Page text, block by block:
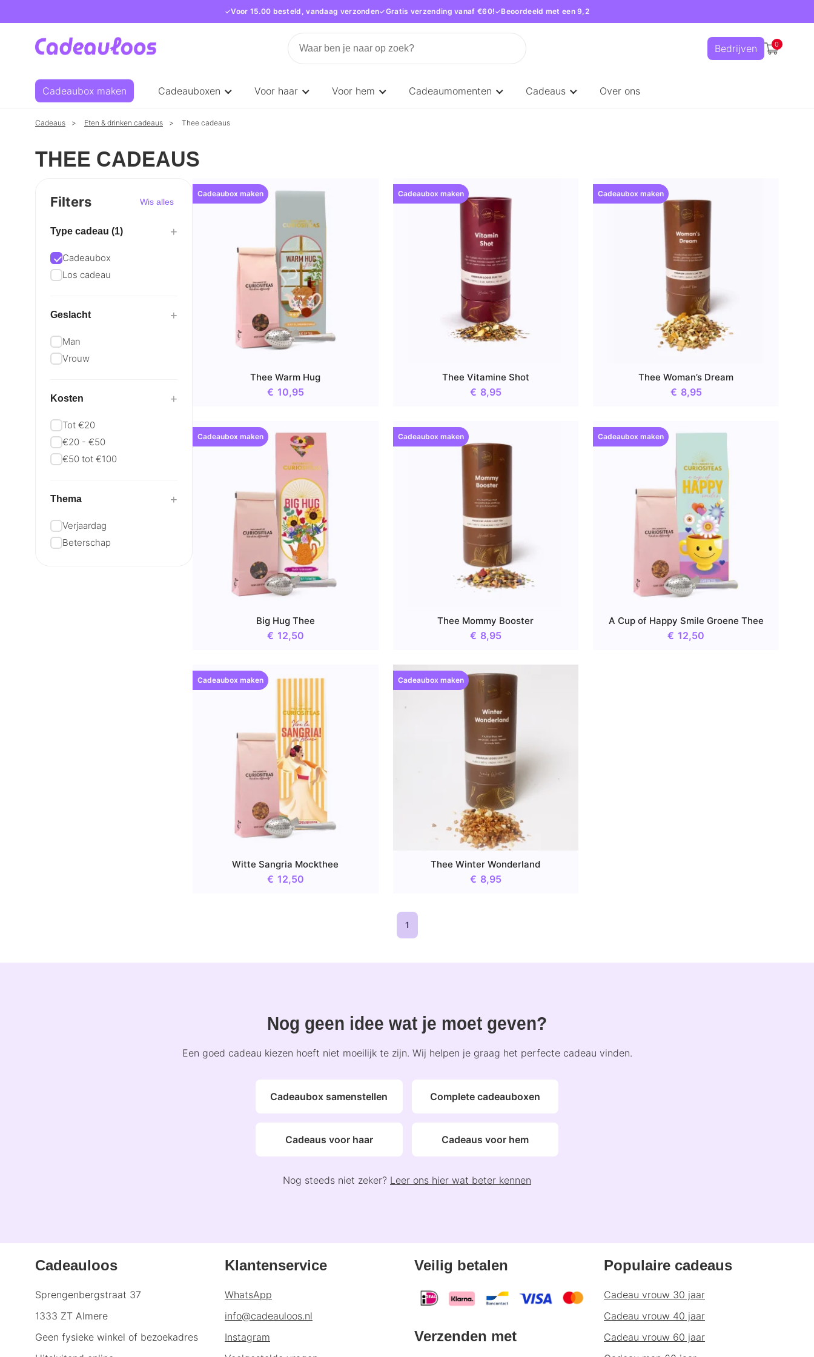
Voor 15.00 besteld, vandaag verzonden Gratis verzending vanaf €60! Beoordeeld met een 9,2
Bedrijven 0
Cadeaubox maken Cadeauboxen Voor haar Voor hem Cadeaumomenten Cadeaus Over ons
Cadeaus Eten & drinken cadeaus Thee cadeaus
THEE CADEAUS
Filters Wis alles
Type cadeau (1) +
Cadeaubox
Los cadeau
Geslacht +
Man
Vrouw
Kosten +
Tot €20
€20 - €50
€50 tot €100
Thema +
Verjaardag
Beterschap
Cadeaubox maken
Thee Warm Hug
€ 10,95
Cadeaubox maken
Thee Vitamine Shot
€ 8,95
Cadeaubox maken
Thee Woman’s Dream
€ 8,95
Cadeaubox maken
Big Hug Thee
€ 12,50
Cadeaubox maken
Thee Mommy Booster
€ 8,95
Cadeaubox maken
A Cup of Happy Smile Groene Thee
€ 12,50
Cadeaubox maken
Witte Sangria Mockthee
€ 12,50
Cadeaubox maken
Thee Winter Wonderland
€ 8,95
1
Nog geen idee wat je moet geven?
Een goed cadeau kiezen hoeft niet moeilijk te zijn. Wij helpen je graag het perfecte cadeau vinden.
Cadeaubox samenstellen Complete cadeauboxen
Cadeaus voor haar Cadeaus voor hem
Nog steeds niet zeker? Leer ons hier wat beter kennen
Cadeauloos
Sprengenbergstraat 37
1333 ZT Almere
Geen fysieke winkel of bezoekadres
Klantenservice
WhatsApp
info@cadeauloos.nl
Instagram
Veilig betalen
Verzenden met
Populaire cadeaus
Cadeau vrouw 30 jaar
Cadeau vrouw 40 jaar
Cadeau vrouw 60 jaar